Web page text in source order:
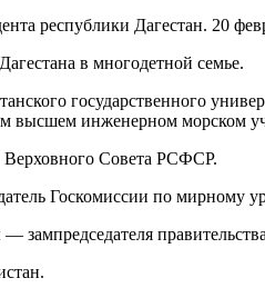
республики Дагестан. 20
в многодетной семье.
государственного
высшем инженерном морском
Верховного Совета РСФСР.
Госкомиссии по мирному
зампредседателя